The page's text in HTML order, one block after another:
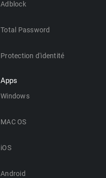
Adblock
Total Password
Protection d'identité
Apps
Windows
MAC OS
iOS
Android